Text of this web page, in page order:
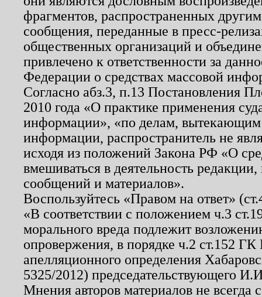
фрагментов, распространенных
сообщения, переданные в пресс-
общественных организаций и
привлечено к ответственности за
Федерации о средствах массовой
Согласно абз.3, п.13 Постановления
2010 года «О практике применения
информации», «по делам, вытекающим
информации, распространитель не
исходя из положений Закона РФ «О
вмешиваться в деятельность
сообщений и материалов».
Воспользуйтесь «Правом на ответ»
«В соответствии с положением ч.3
морального вреда подлежит
опровержения, в порядке ч.2 ст.152
апелляционного определения
5325/2012) председательствующего
Мнения авторов материалов не